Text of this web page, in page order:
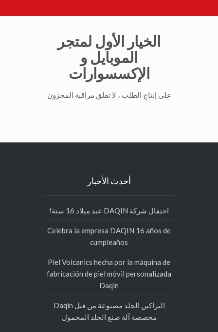
الخيار الأول لمتجر
الموبايل و
الإكسسوارات
على إنتاج الطلب ، لا تقلق مراقبة المخزون
أحدث الأخبار
احتفال شركة DAQIN عيد ميلاد 16 سنة!
Celebra la empresa DAQIN 16 años de
cumpleaños
Piel Volcanics hecha por la máquina de
fabricación de piel móvil personalizada
Daqin
البراكين الجلد مصنوعة من قبل Daqin
مخصصة آلة صنع الجلد المحمول